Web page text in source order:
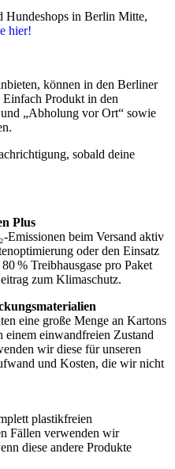
Hundeshops in Berlin Mitte,
hier!
können in den Berliner
Produkt in den
„Abholung vor Ort“ sowie
sobald deine
Plus
Emissionen beim Versand aktiv
oder den Einsatz
% Treibhausgase pro Paket
zum Klimaschutz.
eine große Menge an Kartons
einem einwandfreien Zustand
wir diese für unseren
und Kosten, die wir nicht
plastikfreien
Fällen verwenden wir
diese andere Produkte